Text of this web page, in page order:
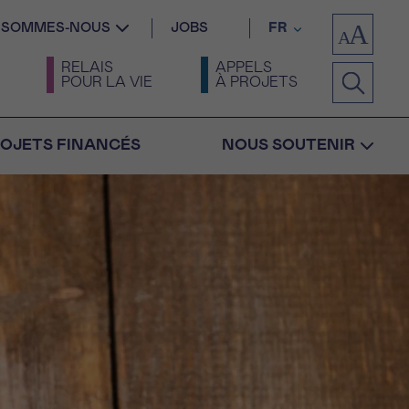
NOUS JOBS FR
RELAIS
POUR LA VIE
APPELS
À PROJETS
FINANCÉS NOUS SOUTENIR